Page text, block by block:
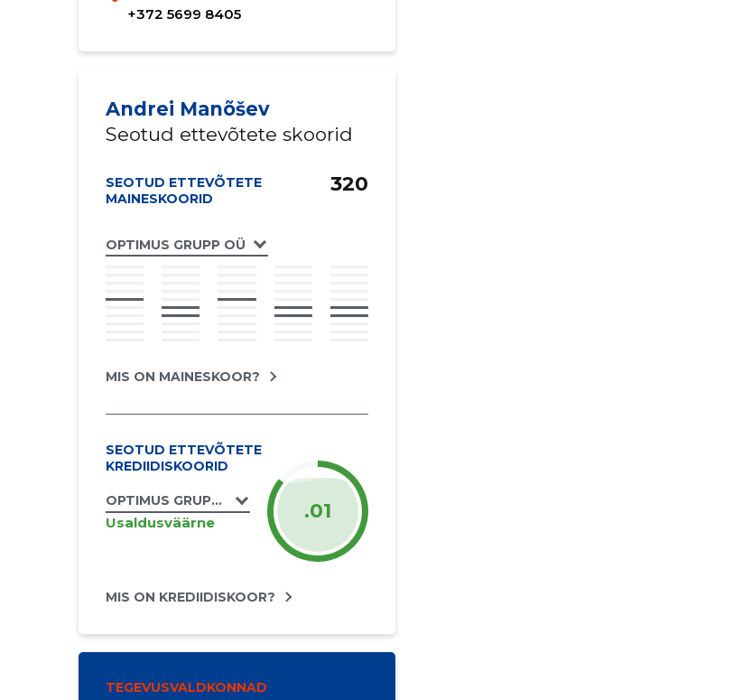
+372 5699 8405
Andrei Manõšev
Seotud ettevõtete skoorid
SEOTUD ETTEVÕTETE
MAINESKOORID
OPTIMUS GRUPP OÜ
320
MIS ON MAINESKOOR?
SEOTUD ETTEVÕTETE
KREDIIDISKOORID
OPTIMUS GRUPP OÜ
Usaldusväärne .01
MIS ON KREDIIDISKOOR?
TEGEVUSVALDKONNAD